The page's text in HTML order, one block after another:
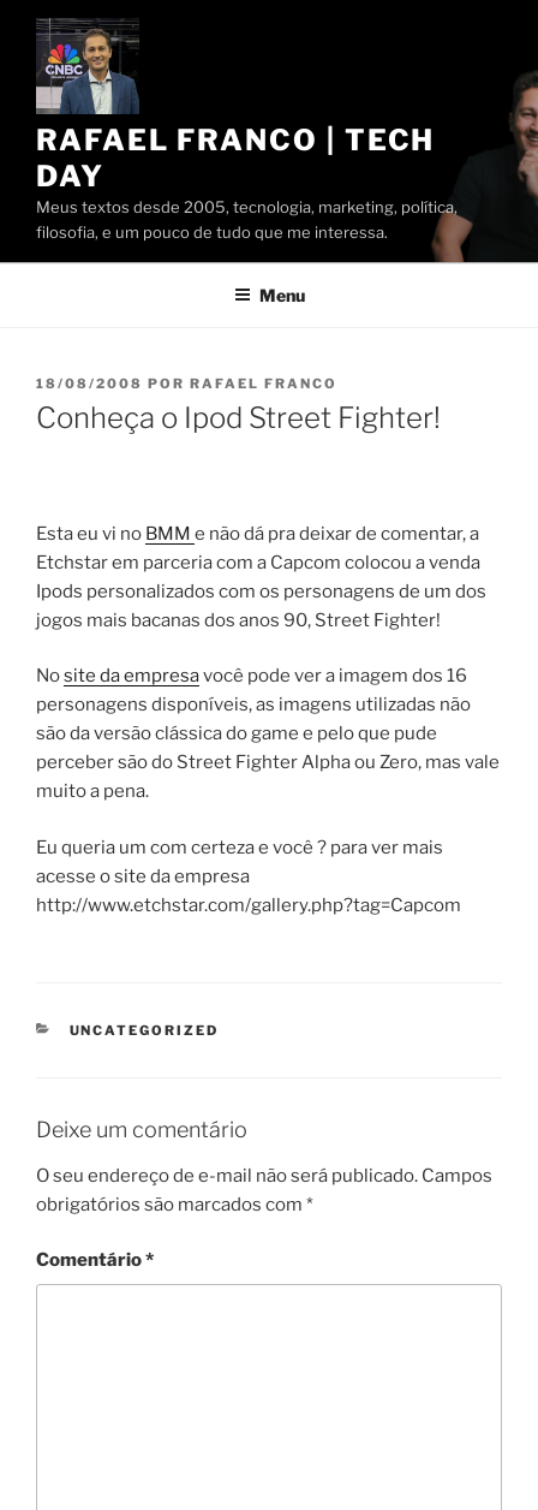
Pular
conteúdo
RAFAEL FRANCO | TECH
DAY
Meus textos desde 2005, tecnologia, marketing, política,
filosofia, e um pouco de tudo que me interessa.
Menu
PUBLICADO
EM
18/08/2008 POR RAFAEL FRANCO
Conheça o Ipod Street Fighter!
Esta eu vi no BMM e não dá pra deixar de comentar, a
Etchstar em parceria com a Capcom colocou a venda
Ipods personalizados com os personagens de um dos
jogos mais bacanas dos anos 90, Street Fighter!
Nosite da empresavocê pode ver a imagem dos 16
personagens disponíveis, as imagens utilizadas não
são da versão clássica do game e pelo que pude
perceber são do Street Fighter Alpha ou Zero, mas vale
muito a pena.
Eu queria um com certeza e você ? para ver mais
acesse o site da empresa
http://www.etchstar.com/gallery.php?tag=Capcom
CATEGORIAS
UNCATEGORIZED
Deixe um comentário
O seu endereço de e-mail não será publicado. Campos
obrigatórios são marcados com *
Comentário*